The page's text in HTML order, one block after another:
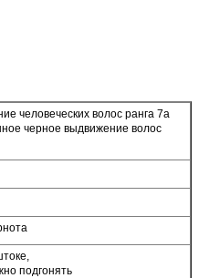
человеческих волос ранга 7a
черное выдвижение волос
подгонять